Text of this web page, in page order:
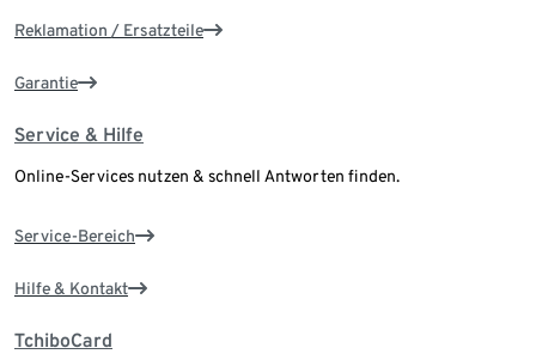
Reklamation / Ersatzteile
Garantie
Service & Hilfe
Online-Services nutzen & schnell Antworten finden.
Service-Bereich
Hilfe & Kontakt
TchiboCard